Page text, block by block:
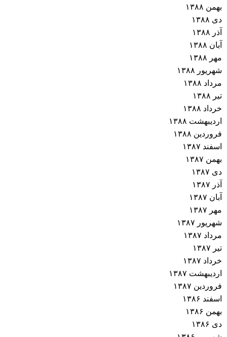
بهمن ۱۳۸۸
دی ۱۳۸۸
آذر ۱۳۸۸
آبان ۱۳۸۸
مهر ۱۳۸۸
شهریور ۱۳۸۸
مرداد ۱۳۸۸
تیر ۱۳۸۸
خرداد ۱۳۸۸
اردیبهشت ۱۳۸۸
فروردین ۱۳۸۸
اسفند ۱۳۸۷
بهمن ۱۳۸۷
دی ۱۳۸۷
آذر ۱۳۸۷
آبان ۱۳۸۷
مهر ۱۳۸۷
شهریور ۱۳۸۷
مرداد ۱۳۸۷
تیر ۱۳۸۷
خرداد ۱۳۸۷
اردیبهشت ۱۳۸۷
فروردین ۱۳۸۷
اسفند ۱۳۸۶
بهمن ۱۳۸۶
دی ۱۳۸۶